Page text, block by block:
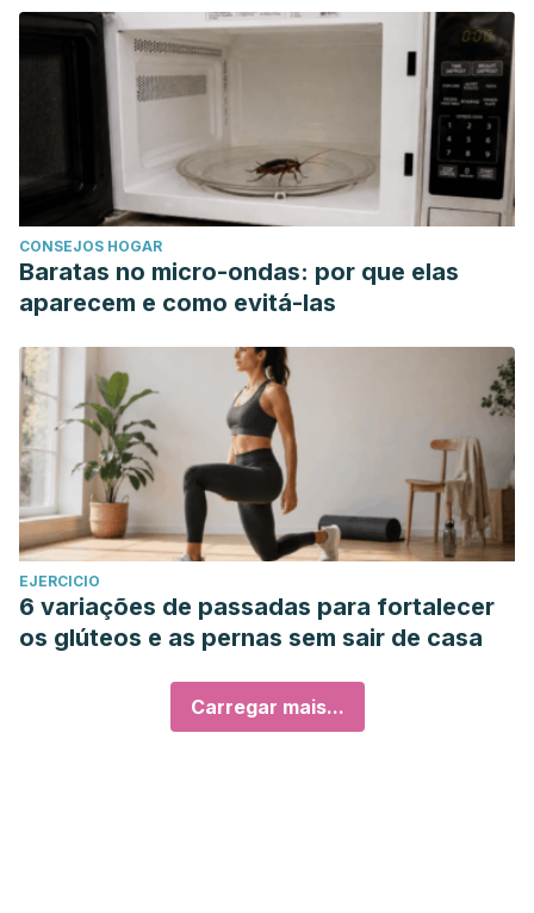
CONSEJOS HOGAR
Baratas no micro-ondas: por que elas
aparecem e como evitá-las
EJERCICIO
6 variações de passadas para fortalecer
os glúteos e as pernas sem sair de casa
Carregar mais...